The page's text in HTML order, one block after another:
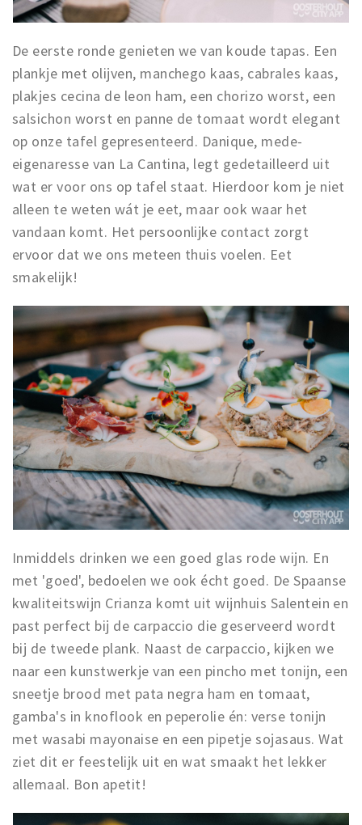
De eerste ronde genieten we van koude tapas. Een
plankje met olijven, manchego kaas, cabrales kaas,
plakjes cecina de leon ham, een chorizo worst, een
salsichon worst en panne de tomaat wordt elegant
op onze tafel gepresenteerd. Danique, mede-
eigenaresse van La Cantina, legt gedetailleerd uit
wat er voor ons op tafel staat. Hierdoor kom je niet
alleen te weten wát je eet, maar ook waar het
vandaan komt. Het persoonlijke contact zorgt
ervoor dat we ons meteen thuis voelen. Eet
smakelijk!
Inmiddels drinken we een goed glas rode wijn. En
met 'goed', bedoelen we ook écht goed. De Spaanse
kwaliteitswijn Crianza komt uit wijnhuis Salentein en
past perfect bij de carpaccio die geserveerd wordt
bij de tweede plank. Naast de carpaccio, kijken we
naar een kunstwerkje van een pincho met tonijn, een
sneetje brood met pata negra ham en tomaat,
gamba's in knoflook en peperolie én: verse tonijn
met wasabi mayonaise en een pipetje sojasaus. Wat
ziet dit er feestelijk uit en wat smaakt het lekker
allemaal. Bon apetit!